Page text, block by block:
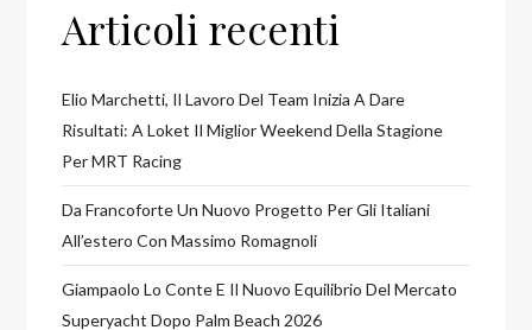
Articoli recenti
Elio Marchetti, Il Lavoro Del Team Inizia A Dare
Risultati: A Loket Il Miglior Weekend Della Stagione
Per MRT Racing
Da Francoforte Un Nuovo Progetto Per Gli Italiani
All’estero Con Massimo Romagnoli
Giampaolo Lo Conte E Il Nuovo Equilibrio Del Mercato
Superyacht Dopo Palm Beach 2026